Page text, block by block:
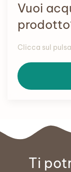
Vuoi
Clicca sul
Ti